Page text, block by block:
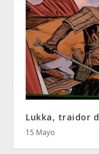
Lukka, traidor
15 Mayo